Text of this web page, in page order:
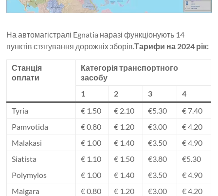
На автомагістралі Egnatia наразі функціонують 14
пунктів стягування дорожніх зборів.Тарифи на 2024 рік:
Станція
оплати
Категорія транспортного
засобу
1
2 3
4
Tyria
€ 1.50 € 2.10 €5.30
€ 7.40
Pamvotida
€ 0.80 € 1.20 €3.00
€ 4.20
Malakasi
€ 1.00 € 1.40 €3.50
€ 4.90
Siatista
€ 1.10 € 1.50 €3.80
€5.30
Polymylos
€ 1.00 € 1.40 €3.50
€ 4.90
Malgara
€ 0.80 € 1.20 €3.00
€ 4.20